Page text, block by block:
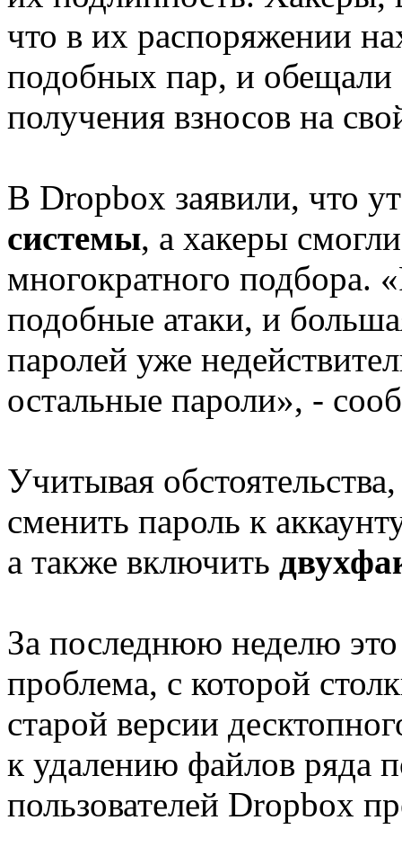
что в их распоряжении
подобных пар, и обещали
получения взносов на
В Dropbox заявили, что
системы, а хакеры
многократного подбора.
подобные атаки, и
паролей уже
остальные пароли», -
Учитывая
сменить пароль к
а также включить
За последнюю неделю это
проблема, с которой
старой версии
к удалению файлов ряда
пользователей Dropbox